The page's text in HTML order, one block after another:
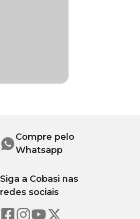
Compre pelo
Whatsapp
Siga a Cobasi nas
redes sociais